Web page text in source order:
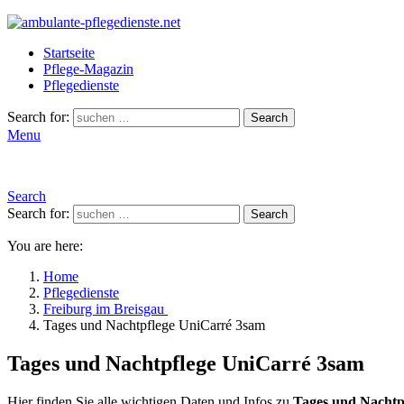
Startseite
Pflege-Magazin
Pflegedienste
Search for: Search
Menu
Search
Search for:
Search
You are here:
Home
Pflegedienste
Freiburg im Breisgau
Tages und Nachtpflege UniCarré 3sam
Tages und Nachtpflege UniCarré 3sam